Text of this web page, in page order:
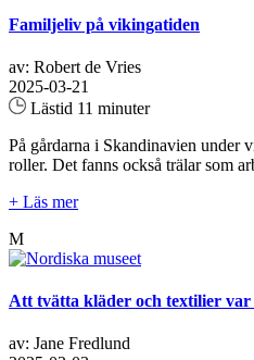
Familjeliv på vikingatiden
av: Robert de Vries
2025-03-21
Lästid 11 minuter
På gårdarna i Skandinavien under
roller. Det fanns också trälar som
+ Läs mer
M
Att tvätta kläder och textilier
av: Jane Fredlund